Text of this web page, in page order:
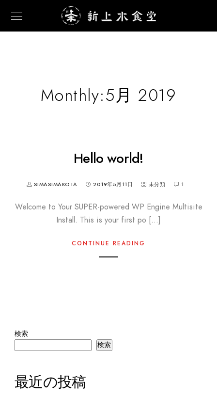
Monthly:5月 2019
Hello world!
SIMASIMAKOTA 2019年5月11日 未分類 1
Welcome to Your SUPER-powered WP Engine Multisite
Install. This is your first po […]
CONTINUE READING
検索
検索
最近の投稿